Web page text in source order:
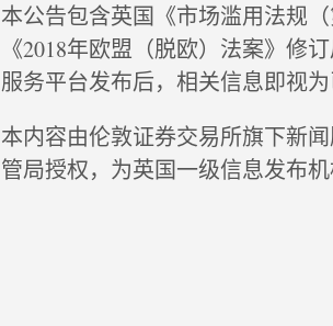
本公告包含英国《市场滥用法规
《2018年欧盟（脱欧）法案》修
服务平台发布后，相关信息即视为
本内容由伦敦证券交易所旗下新
管局授权，为英国一级信息发布机